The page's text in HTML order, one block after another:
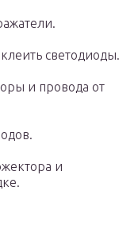
светодиоды.
и провода от
и